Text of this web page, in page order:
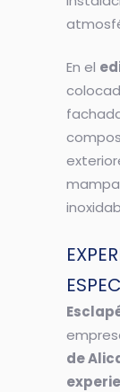
En el
de